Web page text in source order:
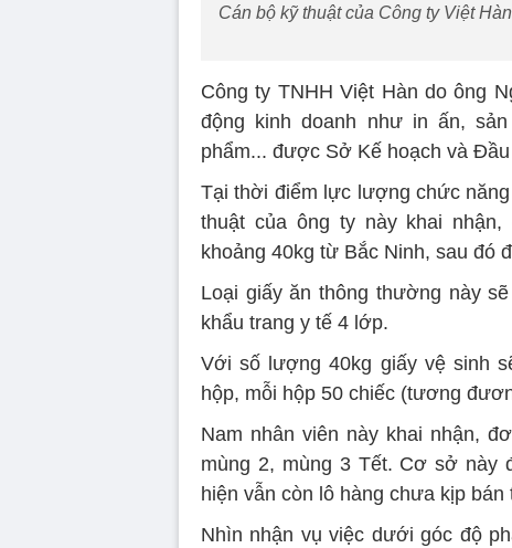
Cán bộ kỹ thuật của Công ty Việt
Công ty TNHH Việt Hàn do ông
động kinh doanh như in ấn,
phẩm... được Sở Kế hoạch và
Tại thời điểm lực lượng chức
thuật của ông ty này khai
khoảng 40kg từ Bắc Ninh, sau đó
Loại giấy ăn thông thường này
khẩu trang y tế 4 lớp.
Với số lượng 40kg giấy vệ sinh
hộp, mỗi hộp 50 chiếc (tương
Nam nhân viên này khai nhận,
mùng 2, mùng 3 Tết. Cơ sở này
hiện vẫn còn lô hàng chưa kịp
Nhìn nhận vụ việc dưới góc độ